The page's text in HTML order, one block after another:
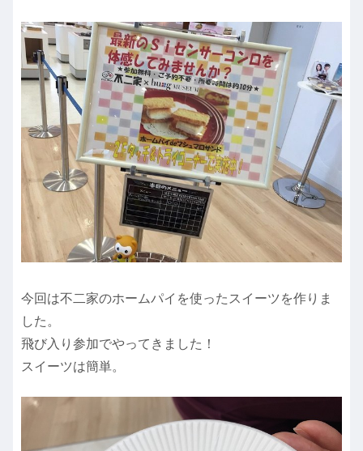
今回は不二家のホームパイを使ったスイーツを作りま
した。
飛び入り参加でやってきました！
スイーツは簡単。